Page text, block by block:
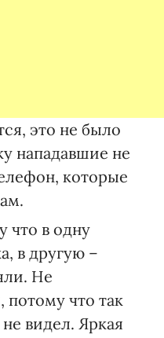
это не было
нападавшие не
которые
что в одну
в другую –
Не
потому что так
видел. Яркая